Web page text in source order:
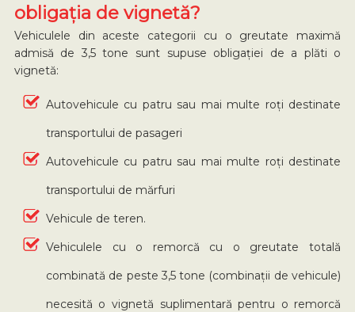
obligația de vignetă?
Vehiculele din aceste categorii cu o greutate maximă
admisă de 3,5 tone sunt supuse obligației de a plăti o
vignetă:
Autovehicule cu patru sau mai multe roți destinate
transportului de pasageri
Autovehicule cu patru sau mai multe roți destinate
transportului de mărfuri
Vehicule de teren.
Vehiculele cu o remorcă cu o greutate totală
combinată de peste 3,5 tone (combinații de vehicule)
necesită o vignetă suplimentară pentru o remorcă